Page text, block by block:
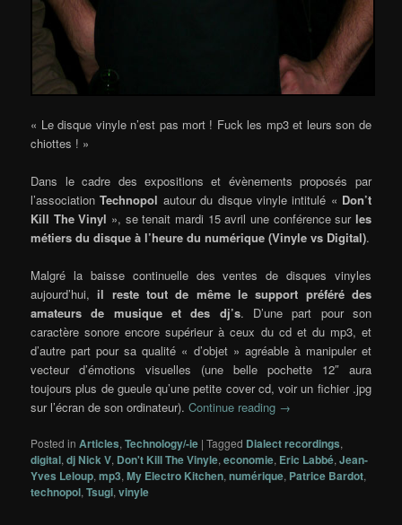
« Le disque vinyle n’est pas mort ! Fuck les mp3 et leurs son de
chiottes ! »
Dans le cadre des expositions et évènements proposés par
l’associationTechnopol autour du disque vinyle intitulé « Don’t
Kill The Vinyl », se tenait mardi 15 avril une conférence sur les
métiers du disque à l’heure du numérique (Vinyle vs Digital).
Malgré la baisse continuelle des ventes de disques vinyles
aujourd’hui, il reste tout de même le support préféré des
amateurs de musique et des dj’s. D’une part pour son
caractère sonore encore supérieur à ceux du cd et du mp3, et
d’autre part pour sa qualité « d’objet » agréable à manipuler et
vecteur d’émotions visuelles (une belle pochette 12″ aura
toujours plus de gueule qu’une petite cover cd, voir un fichier .jpg
sur l’écran de son ordinateur).Continue reading →
Posted in Articles,Technology/-ie |Tagged Dialect recordings,
digital,dj Nick V, Don't Kill The Vinyle,economie, Eric Labbé,Jean-
Yves Leloup,mp3,My Electro Kitchen,numérique, Patrice Bardot,
technopol,Tsugi,vinyle